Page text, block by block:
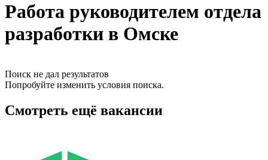
Работа руководителем отдела
разработки в Омске
Поиск не дал результатов
Попробуйте изменить условия поиска.
Смотреть ещё вакансии